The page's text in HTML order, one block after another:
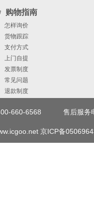
购物指南
怎样询价
货物跟踪
支付方式
上门自提
发票制度
常见问题
退款制度
660-6568 售后服务
京ICP备